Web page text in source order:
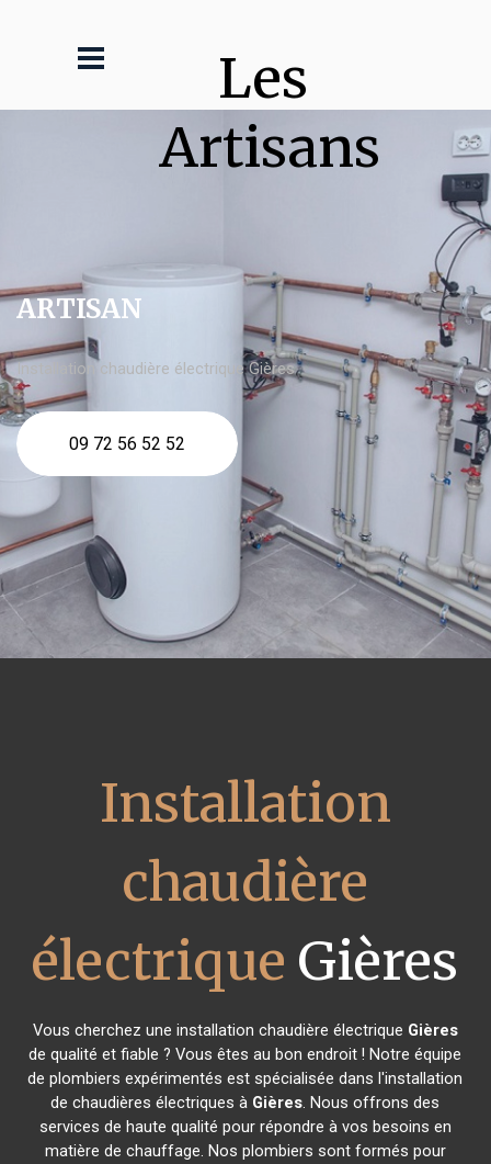
Les
Artisans
ARTISAN
Installation chaudière électrique Gières
09 72 56 52 52
Installation
chaudière
électrique Gières
Vous cherchez une installation chaudière électrique Gières
de qualité et fiable ? Vous êtes au bon endroit ! Notre équipe
de plombiers expérimentés est spécialisée dans l'installation
de chaudières électriques à Gières. Nous offrons des
services de haute qualité pour répondre à vos besoins en
matière de chauffage. Nos plombiers sont formés pour